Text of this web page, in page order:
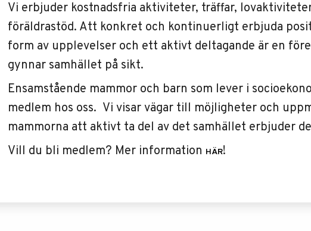
Vi erbjuder kostnadsfria aktiviteter, träffar,
föräldrastöd. Att konkret och kontinuerligt erbjuda
form av upplevelser och ett aktivt deltagande är en
gynnar samhället på sikt.
Ensamstående mammor och barn som lever i
medlem hos oss. Vi visar vägar till möjligheter och
mammorna att aktivt ta del av det samhället erbjuder
Vill du bli medlem? Mer information HÄR!